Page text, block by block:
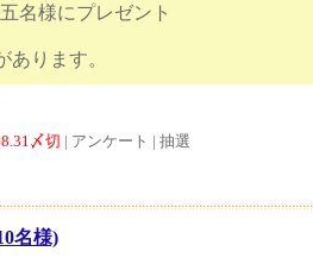
名様にプレゼント
にて連絡があります。
〆切 | アンケート | 抽選
名様)